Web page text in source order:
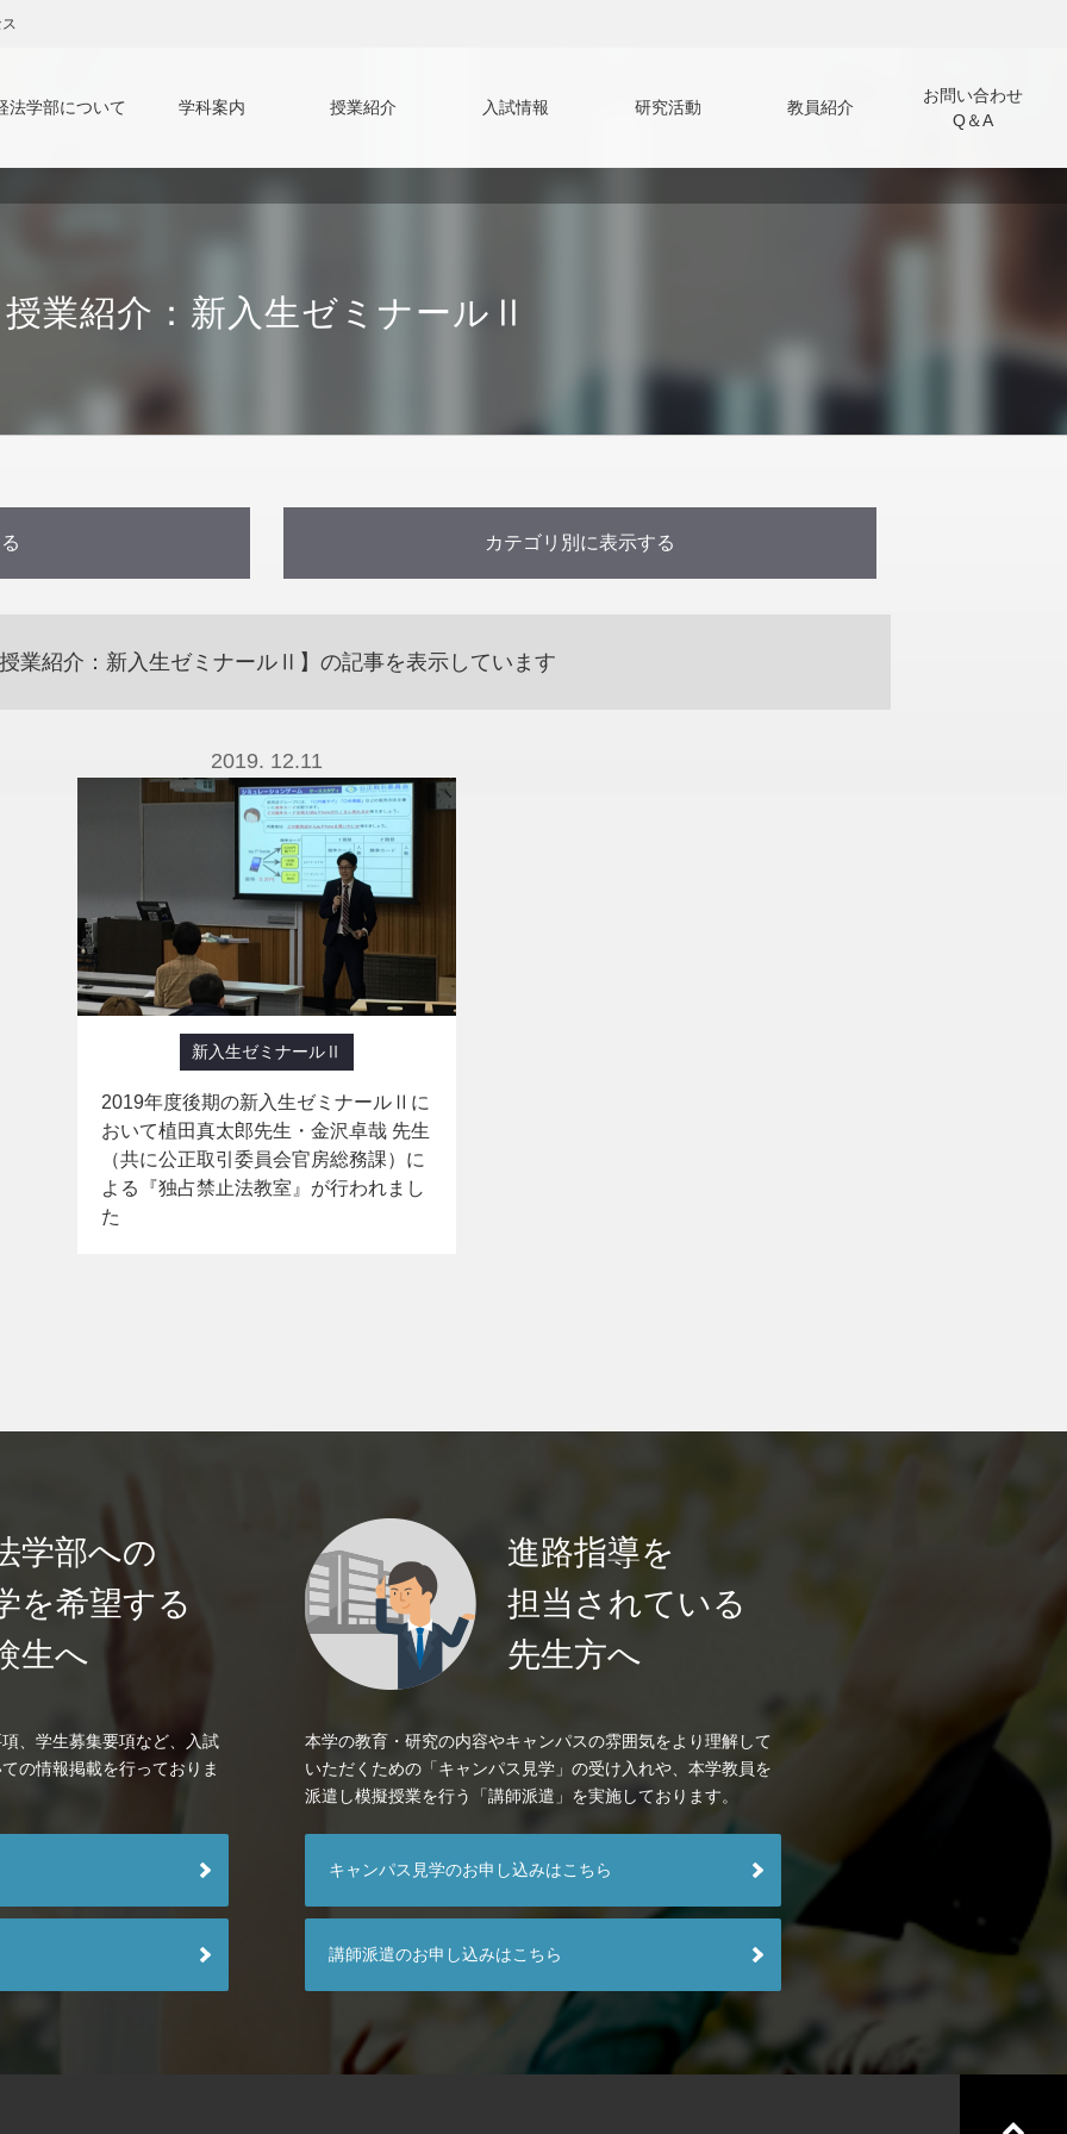
法学部について
学部長挨拶 ティプロマポリシー 沿革 国際交流
学科案内 授業紹介 入試情報
選抜 学校推薦型選抜 第2年次編入試 私費外国人留学生選抜 入試結果の情報開示
研究活動 教員紹介
応用経済学科 教員 総合法律学科 教員
お問い合わせ
Q＆A
お問い合わせ 証明書等の交付について よくあるご質問（Q＆A）
授業紹介：新入生ゼミナールⅡ
カテゴリ別に表示する
国内グローバル研修（海外インターンシップ研修） (1)
現代法務 (82)
現代経済学特講Ⅱ (1)
租税法実務 (20)
経営情報分析論 (2)
経済規制の実務 (1)
業紹介：新入生ゼミナールⅡ】の記事を表示しています
2019. 12.11
新入生ゼミナールⅡ
2019年度後期の新入生ゼミナールⅡに
おいて植田真太郎先生・金沢卓哉 先生
（共に公正取引委員会官房総務課）に
よる『独占禁止法教室』が行われまし
た
学部への
を希望する
生へ
、学生募集要項など、入試
の情報掲載を行っておりま
進路指導を
担当されている
先生方へ
本学の教育・研究の内容やキャンパスの雰囲気をより理解して
いただくための「キャンパス見学」の受け入れや、本学教員を
派遣し模擬授業を行う「講師派遣」を実施しております。
キャンパス見学のお申し込みはこちら
講師派遣のお申し込みはこちら